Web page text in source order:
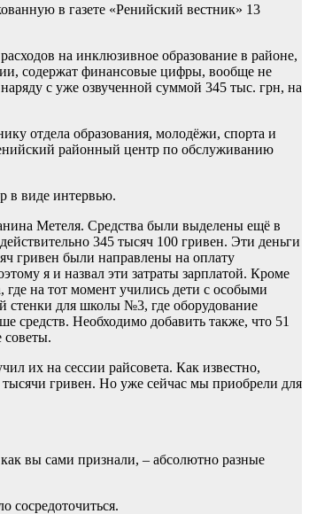
в газете «Ренийский вестник» 13
на инклюзивное образование в районе,
содержат финансовые цифры, вообще не
с уже озвученной суммой 345 тыс. грн, на
отдела образования, молодёжи, спорта и
районный центр по обслуживанию
в виде интервью.
Метеля. Средства были выделены ещё в
345 тысяч 100 гривен. Эти деньги
гривен были направлены на оплату
я и назвал эти затраты зарплатой. Кроме
на тот момент учились дети с особыми
стенки для школы №3, где оборудование
средств. Необходимо добавить также, что 51
советы.
их на сессии райсовета. Как известно,
тысячи гривен. Но уже сейчас мы приобрели для
вы сами признали, – абсолютно разные